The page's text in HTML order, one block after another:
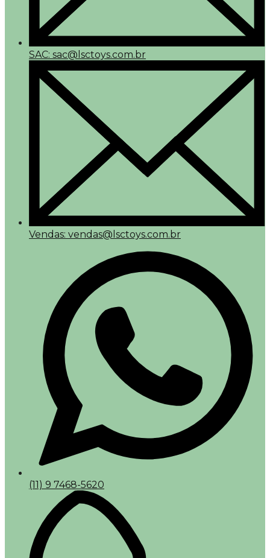
SAC: sac@lsctoys.com.br
Vendas: vendas@lsctoys.com.br
(11) 9 7468-5620